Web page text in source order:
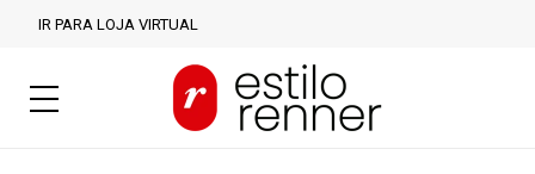
IR PARA LOJA VIRTUAL